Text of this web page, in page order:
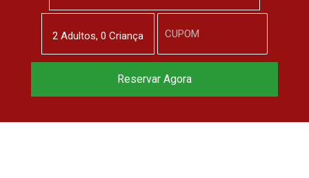
2 Adultos, 0 Criança
Reserve agora, com
Reservar Agora